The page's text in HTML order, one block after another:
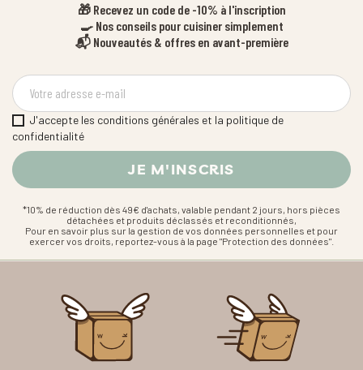
🎁 Recevez un code de -10% à l'inscription
🍳 Nos conseils pour cuisiner simplement
📬 Nouveautés & offres en avant-première
J'accepte les conditions générales et la politique de
confidentialité
*10% de réduction dès 49€ d'achats, valable pendant 2 jours, hors pièces
détachées et produits déclassés et reconditionnés,
Pour en savoir plus sur la gestion de vos données personnelles et pour
exercer vos droits, reportez-vous à la page "Protection des données".